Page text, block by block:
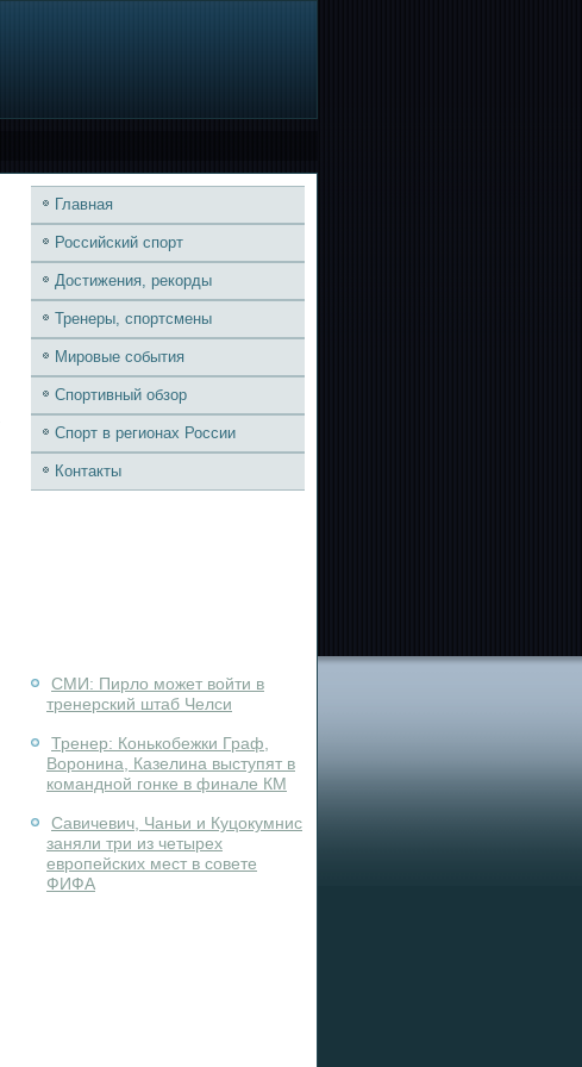
Главная
Российский спорт
Достижения, рекорды
Тренеры, спортсмены
Мировые события
Спортивный обзор
Спорт в регионах России
Контакты
СМИ: Пирло может войти в
тренерский штаб Челси
Тренер: Конькобежки Граф,
Воронина, Казелина выступят в
командной гонке в финале КМ
Савичевич, Чаньи и Куцокумнис
заняли три из четырех
европейских мест в совете
ФИФА